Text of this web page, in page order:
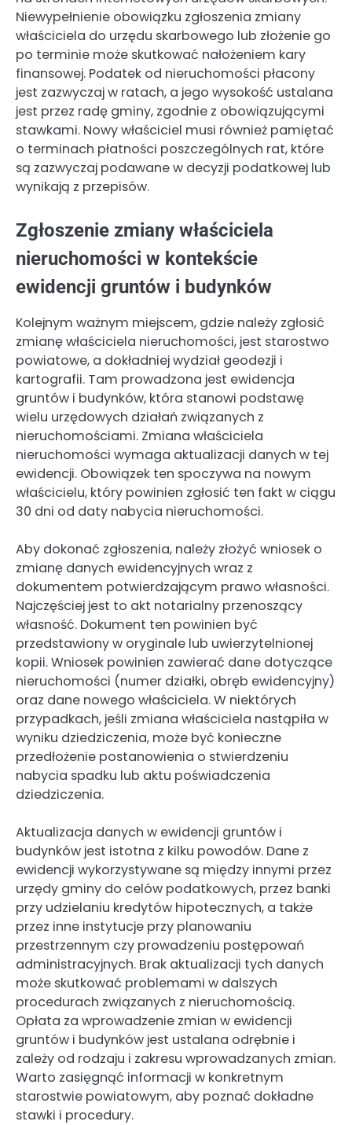
Niewypełnienie obowiązku zgłoszenia zmiany
właściciela do urzędu skarbowego lub złożenie go
po terminie może skutkować nałożeniem kary
finansowej. Podatek od nieruchomości płacony
jest zazwyczaj w ratach, a jego wysokość ustalana
jest przez radę gminy, zgodnie z obowiązującymi
stawkami. Nowy właściciel musi również pamiętać
o terminach płatności poszczególnych rat, które
są zazwyczaj podawane w decyzji podatkowej lub
wynikają z przepisów.
Zgłoszenie zmiany właściciela
nieruchomości w kontekście
ewidencji gruntów i budynków
Kolejnym ważnym miejscem, gdzie należy zgłosić
zmianę właściciela nieruchomości, jest starostwo
powiatowe, a dokładniej wydział geodezji i
kartografii. Tam prowadzona jest ewidencja
gruntów i budynków, która stanowi podstawę
wielu urzędowych działań związanych z
nieruchomościami. Zmiana właściciela
nieruchomości wymaga aktualizacji danych w tej
ewidencji. Obowiązek ten spoczywa na nowym
właścicielu, który powinien zgłosić ten fakt w ciągu
30 dni od daty nabycia nieruchomości.
Aby dokonać zgłoszenia, należy złożyć wniosek o
zmianę danych ewidencyjnych wraz z
dokumentem potwierdzającym prawo własności.
Najczęściej jest to akt notarialny przenoszący
własność. Dokument ten powinien być
przedstawiony w oryginale lub uwierzytelnionej
kopii. Wniosek powinien zawierać dane dotyczące
nieruchomości (numer działki, obręb ewidencyjny)
oraz dane nowego właściciela. W niektórych
przypadkach, jeśli zmiana właściciela nastąpiła w
wyniku dziedziczenia, może być konieczne
przedłożenie postanowienia o stwierdzeniu
nabycia spadku lub aktu poświadczenia
dziedziczenia.
Aktualizacja danych w ewidencji gruntów i
budynków jest istotna z kilku powodów. Dane z
ewidencji wykorzystywane są między innymi przez
urzędy gminy do celów podatkowych, przez banki
przy udzielaniu kredytów hipotecznych, a także
przez inne instytucje przy planowaniu
przestrzennym czy prowadzeniu postępowań
administracyjnych. Brak aktualizacji tych danych
może skutkować problemami w dalszych
procedurach związanych z nieruchomością.
Opłata za wprowadzenie zmian w ewidencji
gruntów i budynków jest ustalana odrębnie i
zależy od rodzaju i zakresu wprowadzanych zmian.
Warto zasięgnąć informacji w konkretnym
starostwie powiatowym, aby poznać dokładne
stawki i procedury.